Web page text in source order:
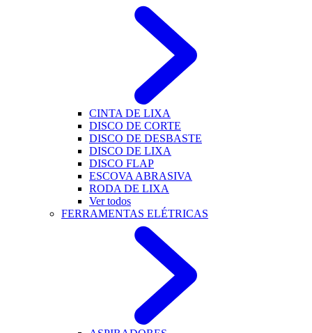
CINTA DE LIXA
DISCO DE CORTE
DISCO DE DESBASTE
DISCO DE LIXA
DISCO FLAP
ESCOVA ABRASIVA
RODA DE LIXA
Ver todos
FERRAMENTAS ELÉTRICAS